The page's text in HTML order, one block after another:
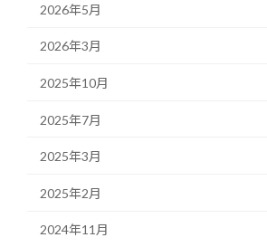
2026年5月
2026年3月
2025年10月
2025年7月
2025年3月
2025年2月
2024年11月